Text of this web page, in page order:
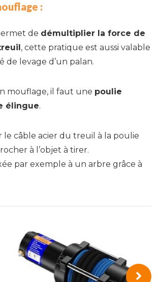
:
de démultiplier la force de
, cette pratique est aussi valable
de levage d’un palan.
mouflage, il faut une poulie
élingue.
câble acier du treuil à la poulie
à l’objet à tirer.
par exemple à un arbre grâce à